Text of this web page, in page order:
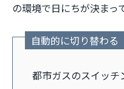
の環境で日にちが決まっ
自動的に切り替わる
都市ガスのスイッチ